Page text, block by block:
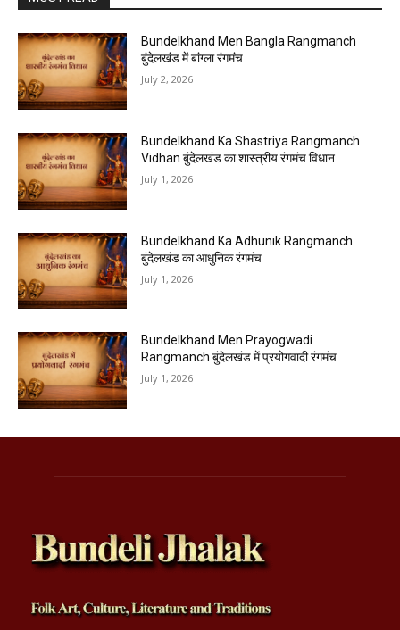
Bundelkhand Men Bangla Rangmanch
बुंदेलखंड में बांग्ला रंगमंच
July 2, 2026
Bundelkhand Ka Shastriya Rangmanch
Vidhan बुंदेलखंड का शास्त्रीय रंगमंच विधान
July 1, 2026
Bundelkhand Ka Adhunik Rangmanch
बुंदेलखंड का आधुनिक रंगमंच
July 1, 2026
Bundelkhand Men Prayogwadi
Rangmanch बुंदेलखंड में प्रयोगवादी रंगमंच
July 1, 2026